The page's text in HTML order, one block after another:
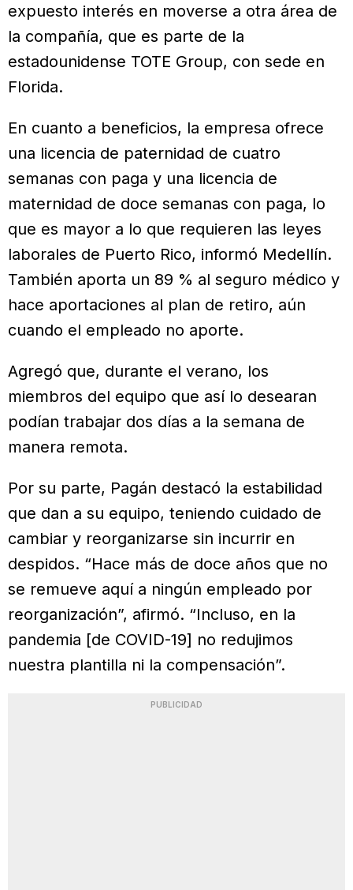
expuesto interés en moverse a otra área de
la compañía, que es parte de la
estadounidense TOTE Group, con sede en
Florida.
En cuanto a beneficios, la empresa ofrece
una licencia de paternidad de cuatro
semanas con paga y una licencia de
maternidad de doce semanas con paga, lo
que es mayor a lo que requieren las leyes
laborales de Puerto Rico, informó Medellín.
También aporta un 89 % al seguro médico y
hace aportaciones al plan de retiro, aún
cuando el empleado no aporte.
Agregó que, durante el verano, los
miembros del equipo que así lo desearan
podían trabajar dos días a la semana de
manera remota.
Por su parte, Pagán destacó la estabilidad
que dan a su equipo, teniendo cuidado de
cambiar y reorganizarse sin incurrir en
despidos. “Hace más de doce años que no
se remueve aquí a ningún empleado por
reorganización”, afirmó. “Incluso, en la
pandemia [de COVID-19] no redujimos
nuestra plantilla ni la compensación”.
PUBLICIDAD